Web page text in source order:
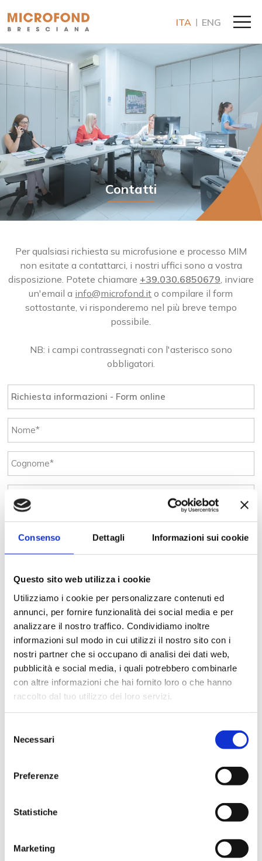
Consenso Dettagli Informazioni sui cookie
Questo sito web utilizza i cookie
Utilizziamo i cookie per personalizzare contenuti ed
annunci, per fornire funzionalità dei social media e per
analizzare il nostro traffico. Condividiamo inoltre
informazioni sul modo in cui utilizzi il nostro sito con i
nostri partner che si occupano di analisi dei dati web,
pubblicità e social media, i quali potrebbero combinarle
con altre informazioni che hai fornito loro o che hanno
raccolto dal tuo utilizzo dei loro servizi.
delNecessari
Preferenze
Statistiche
Marketing
ITA ENG
Contatti
Per qualsiasi richiesta su microfusione e processo MIM
non esitate a contattarci, i nostri uffici sono a vostra
disposizione. Potete chiamare +39.030.6850679 , inviare
un'email a info@microfond.it o compilare il form
sottostante, vi risponderemo nel più breve tempo
possibile.
NB: i campi contrassegnati con l'asterisco sono
obbligatori.